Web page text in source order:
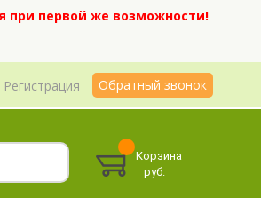
при первой же возможности!
Регистрация Обратный звонок
Корзина
руб.